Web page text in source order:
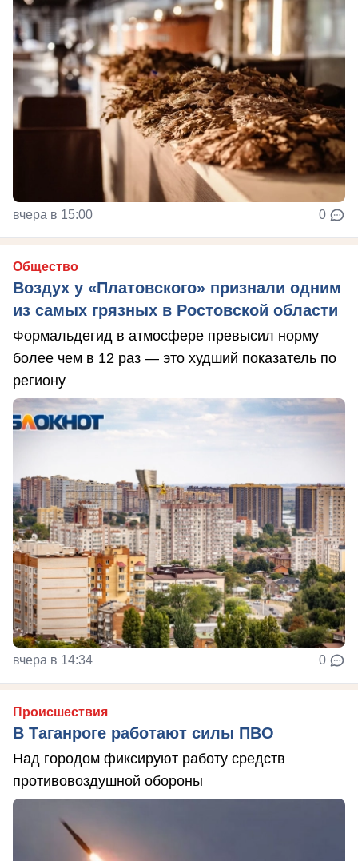
вчера в 15:00 0
Общество
Воздух у «Платовского» признали одним
из самых грязных в Ростовской области
Формальдегид в атмосфере превысил норму
более чем в 12 раз — это худший показатель по
региону
вчера в 14:34 0
Происшествия
В Таганроге работают силы ПВО
Над городом фиксируют работу средств
противовоздушной обороны